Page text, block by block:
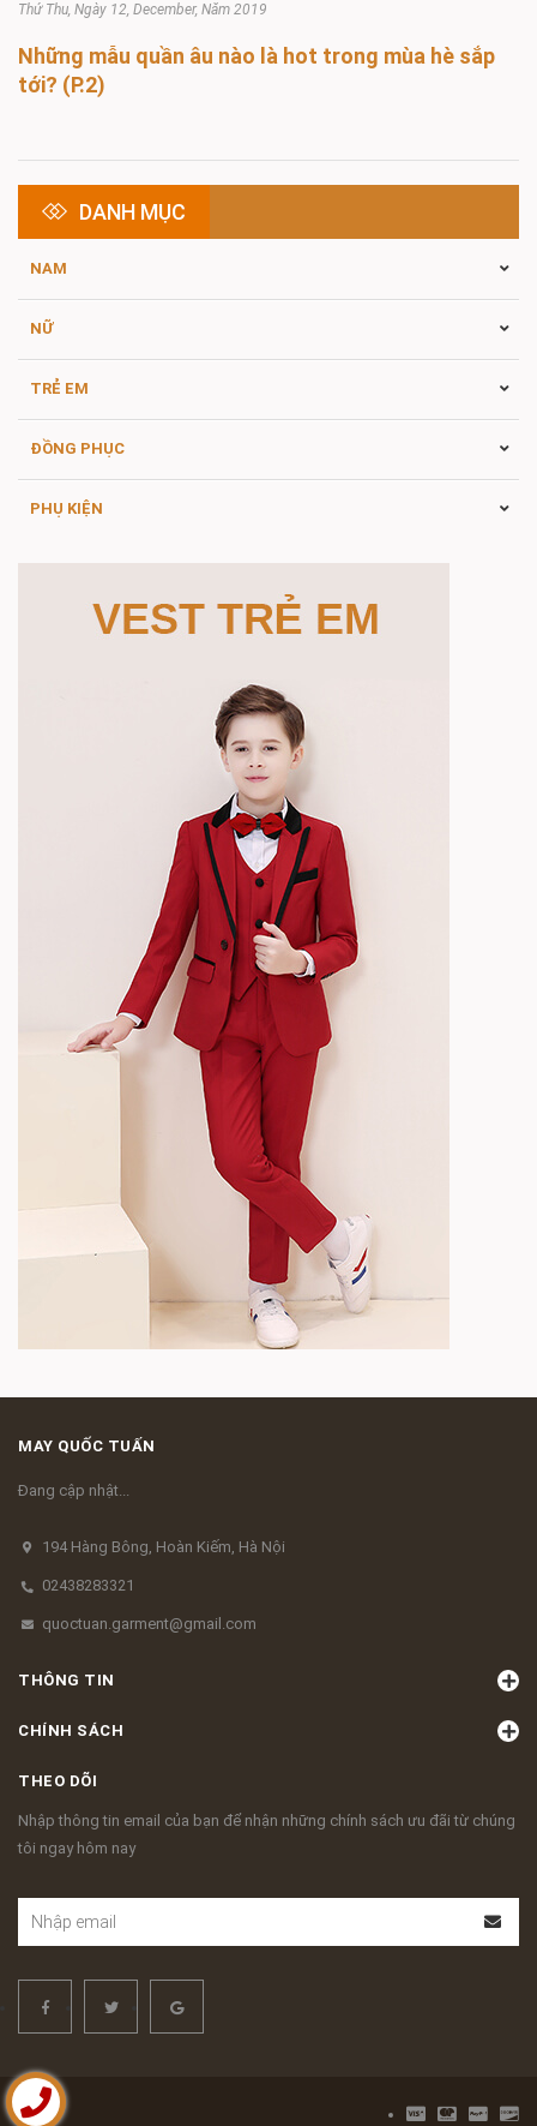
DANH MỤC
NAM
NỮ
TRẺ EM
ĐỒNG PHỤC
PHỤ KIỆN
Thứ Thu, Ngày 12, December, Năm 2019
Những mẫu quần âu nào là hot trong mùa hè sắp
tới? (P.2)
MAY QUỐC TUẤN
Đang cập nhật...
194 Hàng Bông, Hoàn Kiếm, Hà Nội
02438283321
quoctuan.garment@gmail.com
THÔNG TIN
CHÍNH SÁCH
THEO DÕI
Nhập thông tin email của bạn để nhận những chính sách ưu đãi từ chúng
tôi ngay hôm nay